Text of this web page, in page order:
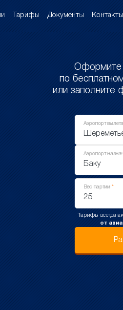
Тарифы Документы Контакты
Оформите
по
или заполните
Аэропорт вылета
Аэропорт
Вес партии
Тарифы всегда
от